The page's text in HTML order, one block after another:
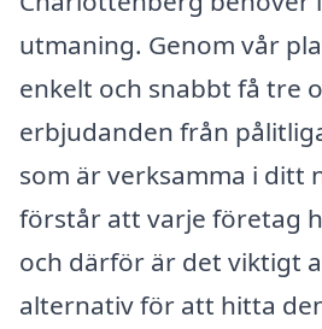
utmaning. Genom vår
enkelt och snabbt få tre
erbjudanden från
som är verksamma i ditt
förstår att varje företag
och därför är det viktigt
alternativ för att hitta